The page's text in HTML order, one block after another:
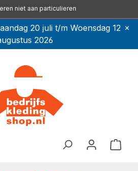
niet aan particulieren
20 juli t/m Woensdag 12
2026
×